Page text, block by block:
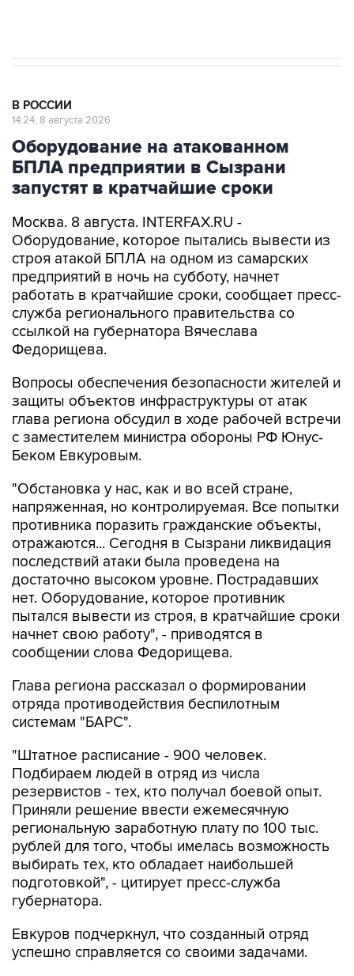
В РОССИИ
14:24, 8 августа 2026
Оборудование на атакованном
БПЛА предприятии в Сызрани
запустят в кратчайшие сроки
Москва. 8 августа. INTERFAX.RU -
Оборудование, которое пытались вывести из
строя атакой БПЛА на одном из самарских
предприятий в ночь на субботу, начнет
работать в кратчайшие сроки, сообщает пресс-
служба регионального правительства со
ссылкой на губернатора Вячеслава
Федорищева.
Вопросы обеспечения безопасности жителей и
защиты объектов инфраструктуры от атак
глава региона обсудил в ходе рабочей встречи
с заместителем министра обороны РФ Юнус-
Беком Евкуровым.
"Обстановка у нас, как и во всей стране,
напряженная, но контролируемая. Все попытки
противника поразить гражданские объекты,
отражаются... Сегодня в Сызрани ликвидация
последствий атаки была проведена на
достаточно высоком уровне. Пострадавших
нет. Оборудование, которое противник
пытался вывести из строя, в кратчайшие сроки
начнет свою работу", - приводятся в
сообщении слова Федорищева.
Глава региона рассказал о формировании
отряда противодействия беспилотным
системам "БАРС".
"Штатное расписание - 900 человек.
Подбираем людей в отряд из числа
резервистов - тех, кто получал боевой опыт.
Приняли решение ввести ежемесячную
региональную заработную плату по 100 тыс.
рублей для того, чтобы имелась возможность
выбирать тех, кто обладает наибольшей
подготовкой", - цитирует пресс-служба
губернатора.
Евкуров подчеркнул, что созданный отряд
успешно справляется со своими задачами.